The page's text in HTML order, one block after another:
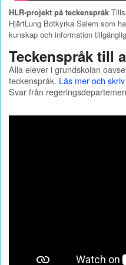
HLR-projekt på teckenspråk
HjärtLung Botkyrka Salem som
kunskap och information
Teckenspråk till
Alla elever i grundskolan
teckenspråk. Läs mer och
Svar från